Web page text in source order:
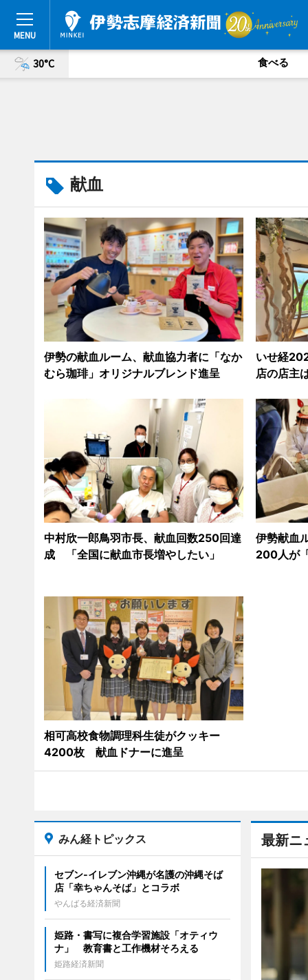
30°C 食べる
献血
伊勢の献血ルーム、献血協力者に「なか
むら珈琲」オリジナルブレンド進呈
いせ経
店の店主
中村欣一郎鳥羽市長、献血回数250回達
成 「全国に献血市長増やしたい」
伊勢献血
200人が
相可高校食物調理科生徒がクッキー
4200枚 献血ドナーに進呈
最新ニ
みん経トピックス
セブン‐イレブン沖縄が名護の沖縄そば
店「幸ちゃんそば」とコラボ
やんばる経済新聞
姫路・書写に複合学習施設「オティウ
ナ」 教育書と工作機材そろえる
姫路経済新聞